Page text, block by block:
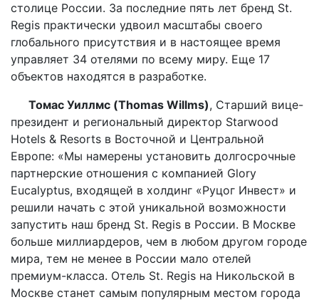
столице России. За последние пять лет бренд St.
Regis практически удвоил масштабы своего
глобального присутствия и в настоящее время
управляет 34 отелями по всему миру. Еще 17
объектов находятся в разработке.
Томас Уиллмс (Thomas Willms), Старший вице-
президент и региональный директор Starwood
Hotels & Resorts в Восточной и Центральной
Европе: «Мы намерены установить долгосрочные
партнерские отношения с компанией Glory
Eucalyptus, входящей в холдинг «Руцог Инвест» и
решили начать с этой уникальной возможности
запустить наш бренд St. Regis в России. В Москве
больше миллиардеров, чем в любом другом городе
мира, тем не менее в России мало отелей
премиум-класса. Отель St. Regis на Никольской в
Москве станет самым популярным местом города